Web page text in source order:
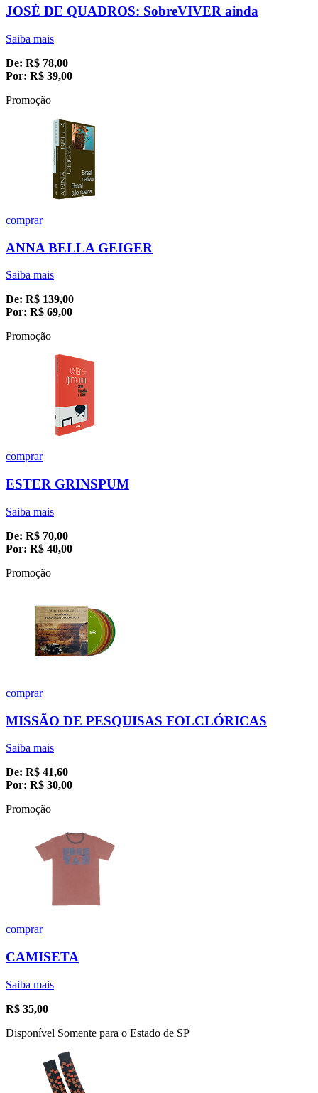
JOSÉ DE QUADROS: SobreVIVER ainda
Saiba mais
De: R$ 78,00
Por: R$ 39,00
Promoção
comprar
ANNA BELLA GEIGER
Saiba mais
De: R$ 139,00
Por: R$ 69,00
Promoção
comprar
ESTER GRINSPUM
Saiba mais
De: R$ 70,00
Por: R$ 40,00
Promoção
comprar
MISSÃO DE PESQUISAS FOLCLÓRICAS
Saiba mais
De: R$ 41,60
Por: R$ 30,00
Promoção
comprar
CAMISETA
Saiba mais
R$ 35,00
Disponível Somente para o Estado de SP